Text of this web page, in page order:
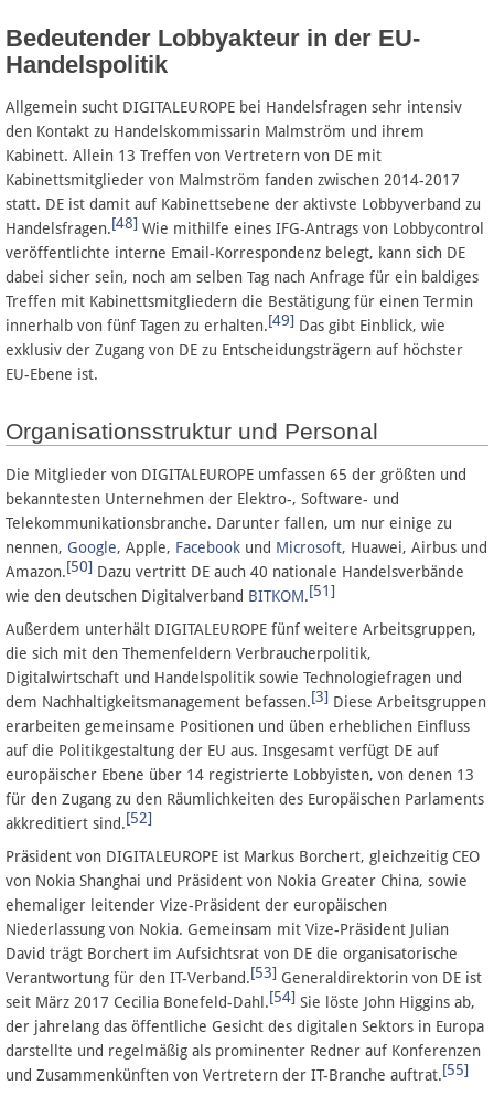
Bedeutender Lobbyakteur in der EU-
Handelspolitik
Allgemein sucht DIGITALEUROPE bei Handelsfragen sehr intensiv
den Kontakt zu Handelskommissarin Malmström und ihrem
Kabinett. Allein 13 Treffen von Vertretern von DE mit
Kabinettsmitglieder von Malmström fanden zwischen 2014-2017
statt. DE ist damit auf Kabinettsebene der aktivste Lobbyverband zu
Handelsfragen.[48] Wie mithilfe eines IFG-Antrags von Lobbycontrol
veröffentlichte interne Email-Korrespondenz belegt, kann sich DE
dabei sicher sein, noch am selben Tag nach Anfrage für ein baldiges
Treffen mit Kabinettsmitgliedern die Bestätigung für einen Termin
innerhalb von fünf Tagen zu erhalten.[49] Das gibt Einblick, wie
exklusiv der Zugang von DE zu Entscheidungsträgern auf höchster
EU-Ebene ist.
Organisationsstruktur und Personal
Die Mitglieder von DIGITALEUROPE umfassen 65 der größten und
bekanntesten Unternehmen der Elektro-, Software- und
Telekommunikationsbranche. Darunter fallen, um nur einige zu
nennen, Google, Apple, Facebook und Microsoft, Huawei, Airbus und
Amazon.[50] Dazu vertritt DE auch 40 nationale Handelsverbände
wie den deutschen Digitalverband BITKOM.[51]
Außerdem unterhält DIGITALEUROPE fünf weitere Arbeitsgruppen,
die sich mit den Themenfeldern Verbraucherpolitik,
Digitalwirtschaft und Handelspolitik sowie Technologiefragen und
dem Nachhaltigkeitsmanagement befassen.[3] Diese Arbeitsgruppen
erarbeiten gemeinsame Positionen und üben erheblichen Einfluss
auf die Politikgestaltung der EU aus. Insgesamt verfügt DE auf
europäischer Ebene über 14 registrierte Lobbyisten, von denen 13
für den Zugang zu den Räumlichkeiten des Europäischen Parlaments
akkreditiert sind.[52]
Präsident von DIGITALEUROPE ist Markus Borchert, gleichzeitig CEO
von Nokia Shanghai und Präsident von Nokia Greater China, sowie
ehemaliger leitender Vize-Präsident der europäischen
Niederlassung von Nokia. Gemeinsam mit Vize-Präsident Julian
David trägt Borchert im Aufsichtsrat von DE die organisatorische
Verantwortung für den IT-Verband.[53] Generaldirektorin von DE ist
seit März 2017 Cecilia Bonefeld-Dahl.[54] Sie löste John Higgins ab,
der jahrelang das öffentliche Gesicht des digitalen Sektors in Europa
darstellte und regelmäßig als prominenter Redner auf Konferenzen
und Zusammenkünften von Vertretern der IT-Branche auftrat.[55]